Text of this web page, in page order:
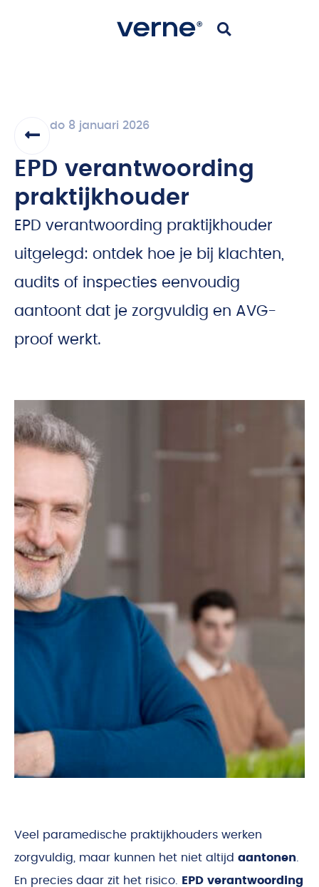
do 8 januari 2026
EPD verantwoording
praktijkhouder
EPD verantwoording praktijkhouder
uitgelegd: ontdek hoe je bij klachten,
audits of inspecties eenvoudig
aantoont dat je zorgvuldig en AVG-
proof werkt.
Veel paramedische praktijkhouders werken
zorgvuldig, maar kunnen het niet altijd aantonen
En precies daar zit het risico.
EPD verantwoording